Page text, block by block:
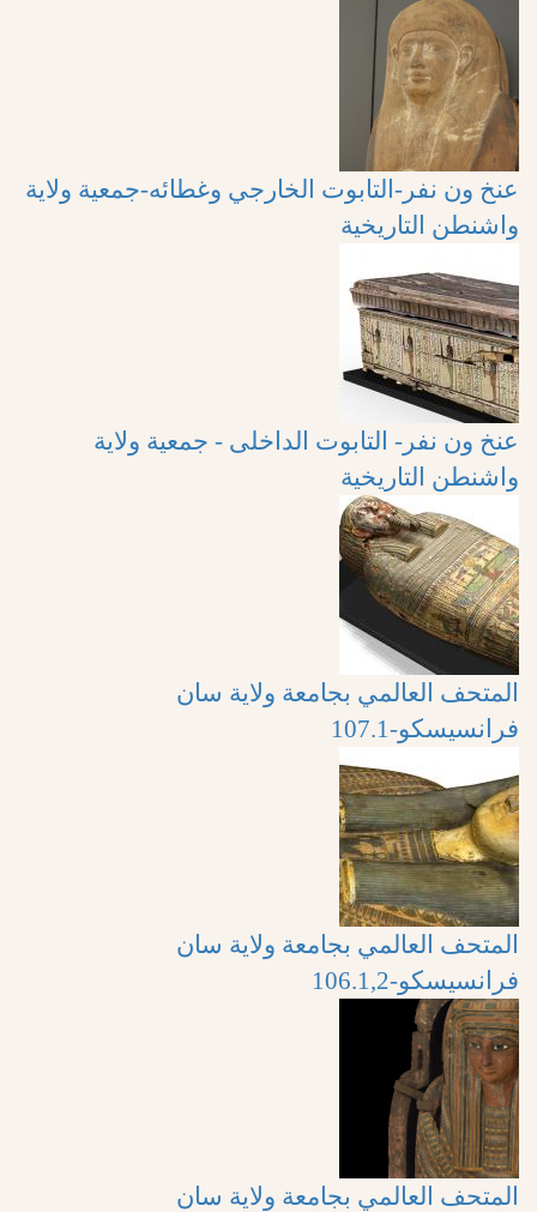
عنخ ون نفر-التابوت الخارجي وغطائه-جمعية ولاية
واشنطن التاريخية
عنخ ون نفر- التابوت الداخلى - جمعية ولاية
واشنطن التاريخية
المتحف العالمي بجامعة ولاية سان
فرانسيسكو-107.1
المتحف العالمي بجامعة ولاية سان
فرانسيسكو-106.1,2
المتحف العالمي بجامعة ولاية سان